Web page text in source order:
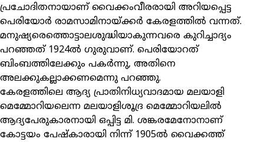
പ്രചോദിതനായാണ് വൈക്കംവീരരായി അറിയപ്പെട്ട
പെരിയോര്‍ രാമസാമിനായ്ക്കര്‍ കേരളത്തില്‍ വന്നത്.
മനുഷ്യരെത്തൊട്ടാലശുദ്ധിയാകുന്നവരെ കുറിച്ചാദ്യം
പറഞ്ഞത് 1924ല്‍ ഗുരുവാണ്. പെരിയോറത്
ബിംബത്തിലേക്കും പകര്‍ന്നു, അതിനെ
അലക്കുകല്ലാക്കണമെന്നു പറഞ്ഞു.
കേരളത്തിലെ ആദ്യ പ്രാതിനിധ്യവാദമായ മലയാളി
മെമ്മോറിയലെന്ന മലയാളിശൂദ്ര മെമ്മോറിയലില്‍
ആദ്യപേരുകാരനായി ഒപ്പിട്ട മി. ശങ്കരമേനോനാണ്
കോട്ടയം പേഷ്‌കാരായി നിന്ന് 1905ല്‍ വൈക്കത്ത്